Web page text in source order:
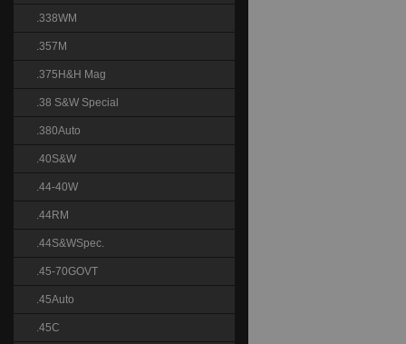
.338WM
.357M
.375H&H Mag
.38 S&W Special
.380Auto
.40S&W
.44-40W
.44RM
.44S&WSpec.
.45-70GOVT
.45Auto
.45C